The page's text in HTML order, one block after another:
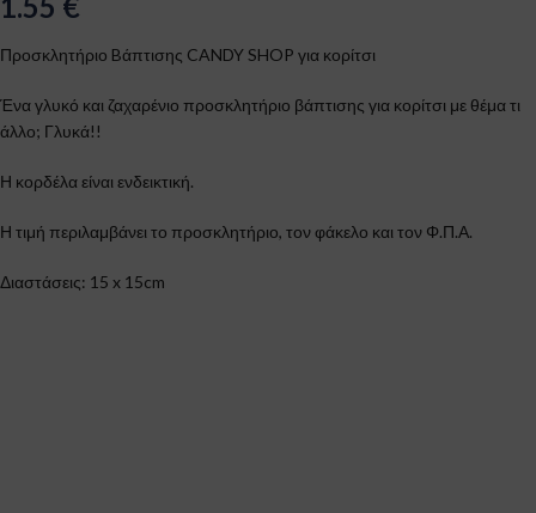
1.55 €
Προσκλητήριο Bάπτισης CANDY SHOP για κορίτσι
Ένα γλυκό και ζαχαρένιο προσκλητήριο βάπτισης για κορίτσι με θέμα τι
άλλο; Γλυκά!!
Η κορδέλα είναι ενδεικτική.
Η τιμή περιλαμβάνει το προσκλητήριο, τον φάκελο και τον Φ.Π.Α.
Διαστάσεις: 15 x 15cm